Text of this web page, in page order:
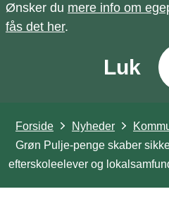
Ønsker du mere info om
fås det her.
Luk
Forside Nyheder
Grøn Pulje-penge skaber
efterskoleelever og